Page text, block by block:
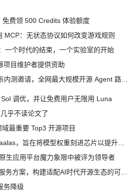
费领 500 Credits 体验额度
MCP：无状态协议如何改变游戏规则
一个时代的结束，一个实验室的开始
项目维护者提供资助
调优，并让免费用户无限用 Luna
乎不读论文了
最重要 Top3 开源项目
生应用平台魔力象限中被评为领导者
务降级